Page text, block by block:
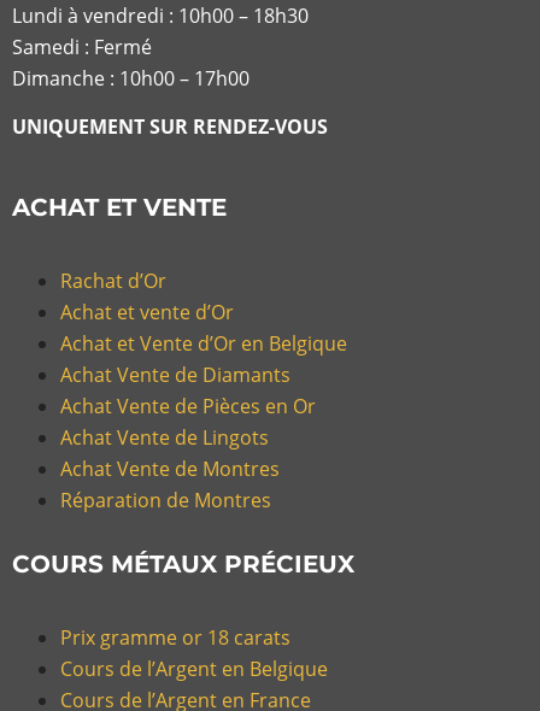
Lundi à vendredi : 10h00 – 18h30
Samedi : Fermé
Dimanche : 10h00 – 17h00
UNIQUEMENT SUR RENDEZ-VOUS
ACHAT ET VENTE
Rachat d’Or
Achat et vente d’Or
Achat et Vente d’Or en Belgique
Achat Vente de Diamants
Achat Vente de Pièces en Or
Achat Vente de Lingots
Achat Vente de Montres
Réparation de Montres
COURS MÉTAUX PRÉCIEUX
Prix gramme or 18 carats
Cours de l’Argent en Belgique
Cours de l’Argent en France